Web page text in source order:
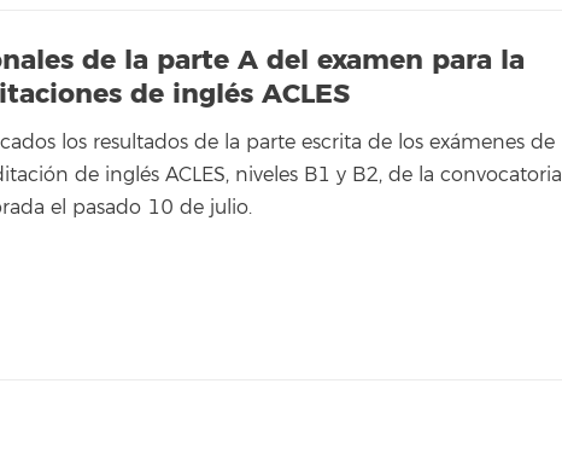
de la parte A del examen para la
de inglés ACLES
los resultados de la parte escrita de los exámenes de
de inglés ACLES, niveles B1 y B2, de la convocatoria
el pasado 10 de julio.